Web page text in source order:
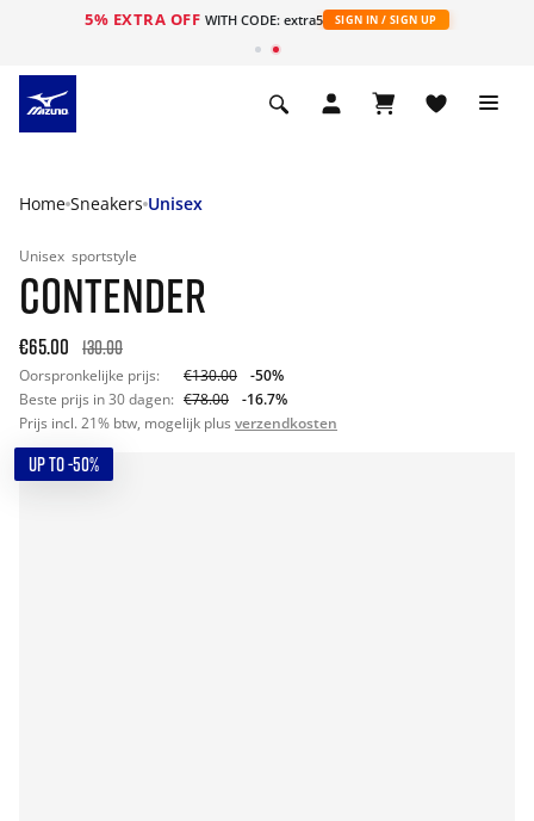
5% EXTRA OFF WITH CODE: extra5 SIGN IN / SIGN UP
Home Sneakers Unisex
Unisex sportstyle
CONTENDER
€65.00 130.00
Oorspronkelijke prijs: €130.00
-50%
Beste prijs in 30 dagen: €78.00
-16.7%
Prijs incl. 21% btw, mogelijk plus verzendkosten
UP TO -50%